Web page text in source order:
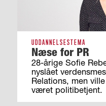
UDDANNELSESTEMA
Næse for PR
28-årige Sofie
nyslået
Relations, men
været politibetjent.